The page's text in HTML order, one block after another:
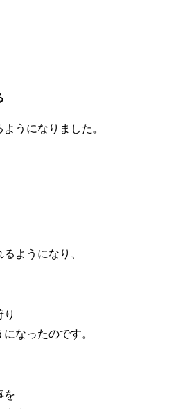
うになりました。
ようになり、
なったのです。
を